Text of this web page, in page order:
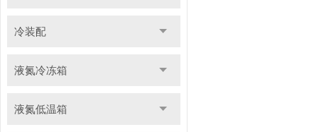
冷装配
液氮冷冻箱
液氮低温箱